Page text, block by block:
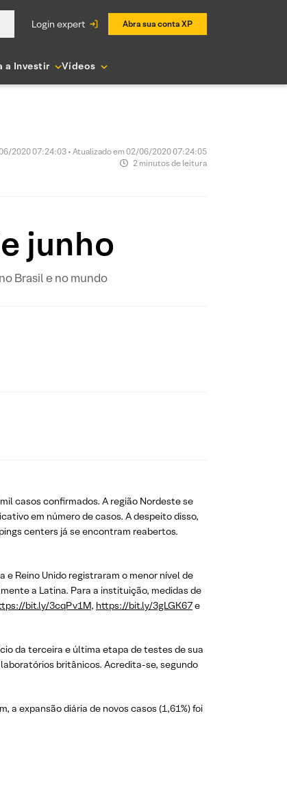
login expert Abra sua conta XP
a Investir Vídeos
2020 07:24:03 • Atualizado em 02/06/2020 07:24:05
2 minutos de leitura
junho
Brasil e no mundo
casos confirmados. A região Nordeste se
em número de casos. A despeito disso,
centers já se encontram reabertos.
e Reino Unido registraram o menor nível de
a Latina. Para a instituição, medidas de
bit.ly/3cqPv1M, https://bit.ly/3gLGK67e
da terceira e última etapa de testes de sua
britânicos. Acredita-se, segundo
a expansão diária de novos casos (1,61%) foi